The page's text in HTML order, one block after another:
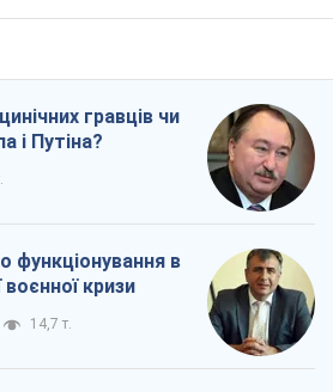
гравців чи
і Путіна?
функціонування в
кризи
14,7 т.